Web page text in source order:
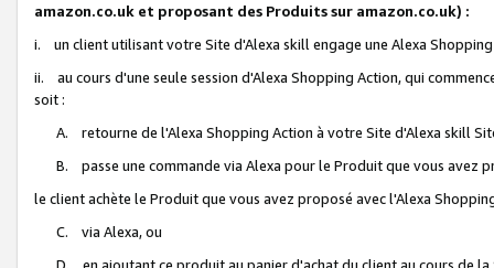
amazon.co.uk et proposant des Produits sur amazon.co.uk) :
i. un client utilisant votre Site d'Alexa skill engage une Alexa
ii. au cours d'une seule session d'Alexa Shopping Action, qui
soit :
A. retourne de l'Alexa Shopping Action à votre Site d'Alexa skill
B. passe une commande via Alexa pour le Produit que vous avez
le client achète le Produit que vous avez proposé avec l'Alexa
C. via Alexa, ou
D. en ajoutant ce produit au panier d'achat du client au cours de